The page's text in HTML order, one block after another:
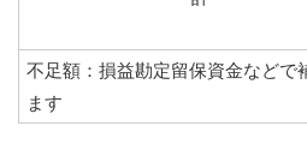
不足額：損益勘定留保資金などで
ます